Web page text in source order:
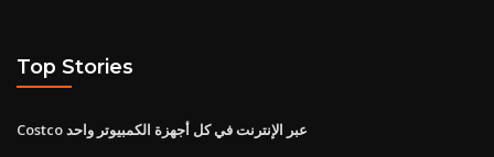
Top Stories
Costco عبر الإنترنت في كل أجهزة الكمبيوتر واحد